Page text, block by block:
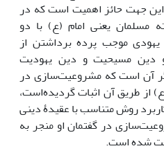
جهت حائز اهمیت است که در
مسلمان یعنی امام (ع) با دو
موجب پرده برداشتن از
و دین مسیحیت و دین یهودیت
آن است که مشروعیت‌سازی در
طریق آن اثبات گردیده‌است،
روش متناسب با عقیدۀ دینی
در گفتمان او منجر به
شده است.